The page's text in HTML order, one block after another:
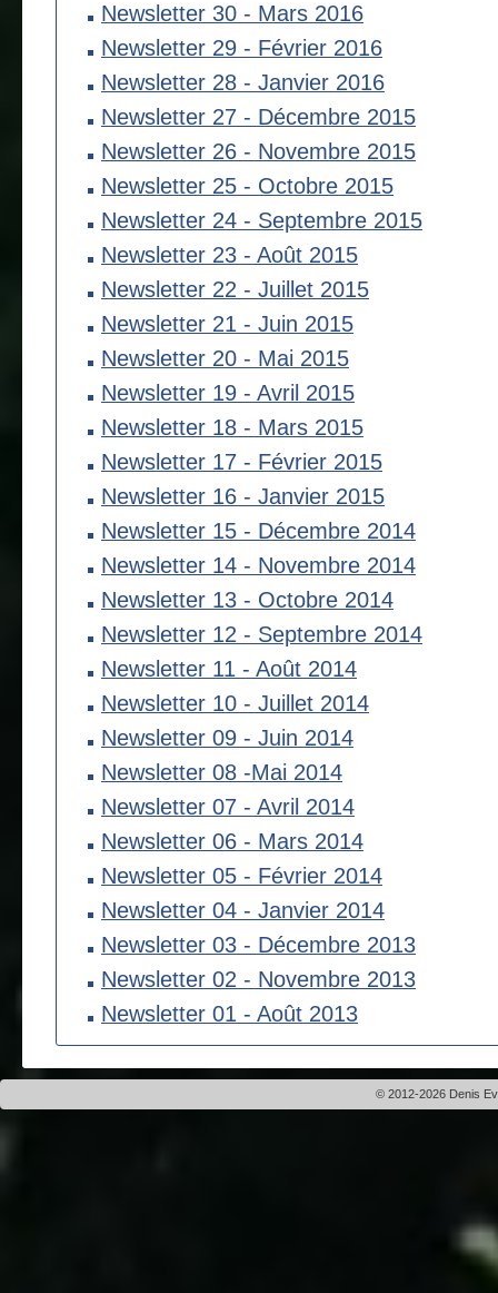
Newsletter 30 - Mars 2016
Newsletter 29 - Février 2016
Newsletter 28 - Janvier 2016
Newsletter 27 - Décembre 2015
Newsletter 26 - Novembre 2015
Newsletter 25 - Octobre 2015
Newsletter 24 - Septembre 2015
Newsletter 23 - Août 2015
Newsletter 22 - Juillet 2015
Newsletter 21 - Juin 2015
Newsletter 20 - Mai 2015
Newsletter 19 - Avril 2015
Newsletter 18 - Mars 2015
Newsletter 17 - Février 2015
Newsletter 16 - Janvier 2015
Newsletter 15 - Décembre 2014
Newsletter 14 - Novembre 2014
Newsletter 13 - Octobre 2014
Newsletter 12 - Septembre 2014
Newsletter 11 - Août 2014
Newsletter 10 - Juillet 2014
Newsletter 09 - Juin 2014
Newsletter 08 -Mai 2014
Newsletter 07 - Avril 2014
Newsletter 06 - Mars 2014
Newsletter 05 - Février 2014
Newsletter 04 - Janvier 2014
Newsletter 03 - Décembre 2013
Newsletter 02 - Novembre 2013
Newsletter 01 - Août 2013
© 2012-2026 Denis